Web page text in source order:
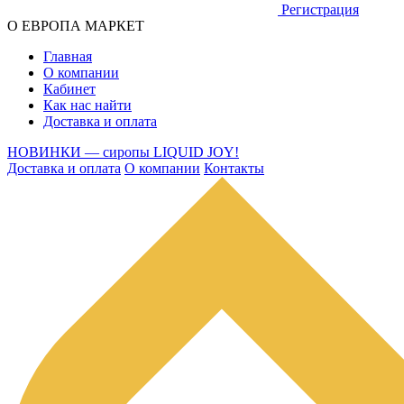
Регистрация
О ЕВРОПА МАРКЕТ
Главная
О компании
Кабинет
Как нас найти
Доставка и оплата
НОВИНКИ — сиропы LIQUID JOY!
Доставка и оплата О компании Контакты